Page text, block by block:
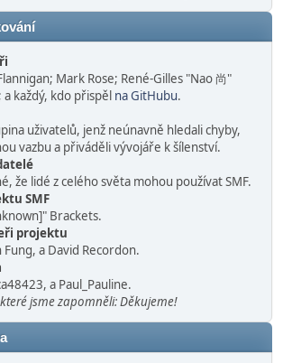
Mark Rose; René-Gilles "Nao 尚"
každý, kdo přispěl na GitHubu.
uživatelů, jenž neúnavně hledali chyby,
vazbu a přiváděli vývojáře k šílenství.
že lidé z celého světa mohou používat SMF.
SMF
Brackets.
projektu
Fung, a David Recordon.
a Paul_Pauline.
jsme zapomněli: Děkujeme!